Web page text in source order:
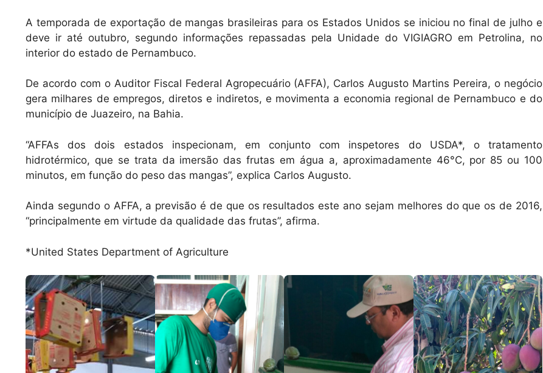
A
p
p
b
o
o
k
A temporada de exportação de mangas brasileiras para os Estados Unidos se iniciou no final de julho e
deve ir até outubro, segundo informações repassadas pela Unidade do VIGIAGRO em Petrolina, no
interior do estado de Pernambuco.
De acordo com o Auditor Fiscal Federal Agropecuário (AFFA), Carlos Augusto Martins Pereira, o negócio
gera milhares de empregos, diretos e indiretos, e movimenta a economia regional de Pernambuco e do
município de Juazeiro, na Bahia.
“AFFAs dos dois estados inspecionam, em conjunto com inspetores do USDA*, o tratamento
hidrotérmico, que se trata da imersão das frutas em água a, aproximadamente 46°C, por 85 ou 100
minutos, em função do peso das mangas”, explica Carlos Augusto.
Ainda segundo o AFFA, a previsão é de que os resultados este ano sejam melhores do que os de 2016,
“principalmente em virtude da qualidade das frutas”, afirma.
*United States Department of Agriculture